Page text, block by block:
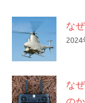
な
2024
な
の